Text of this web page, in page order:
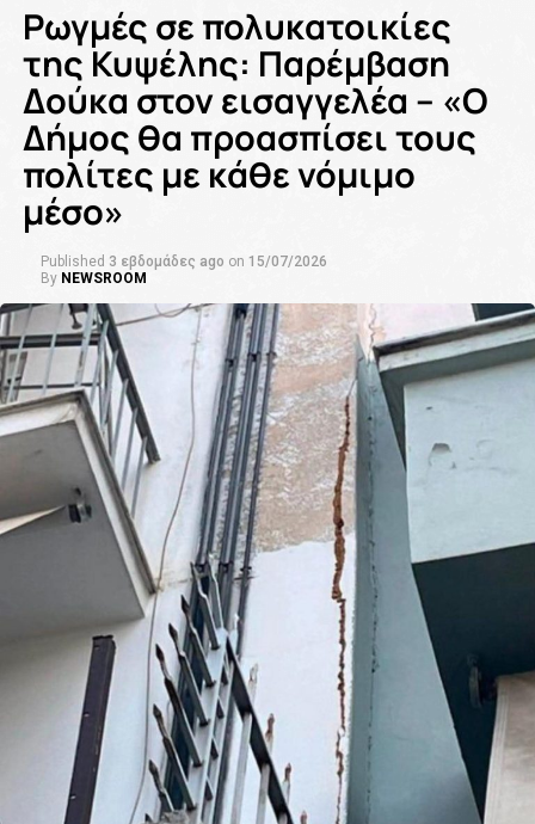
Ρωγμές σε πολυκατοικίες
της Κυψέλης: Παρέμβαση
Δούκα στον εισαγγελέα – «Ο
Δήμος θα προασπίσει τους
πολίτες με κάθε νόμιμο
μέσο»
Published 3 εβδομάδες ago on 15/07/2026
By NEWSROOM